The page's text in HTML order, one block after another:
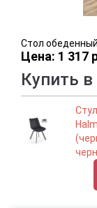
Стол
Цена: 1 317
Купить в